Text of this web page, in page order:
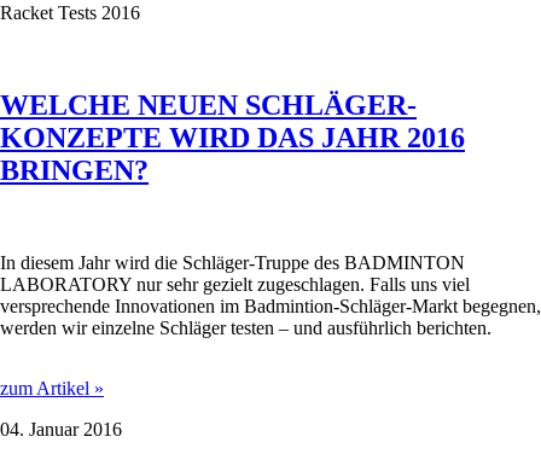
DUORA
Racket Tests 2016
WELCHE NEUEN SCHLÄGER-
KONZEPTE WIRD DAS JAHR 2016
BRINGEN?
In diesem Jahr wird die Schläger-Truppe des BADMINTON
LABORATORY nur sehr gezielt zugeschlagen. Falls uns viel
versprechende Innovationen im Badmintion-Schläger-Markt begegnen,
werden wir einzelne Schläger testen – und ausführlich berichten.
zum Artikel »
SCHLÄGER-
04. Januar 2016